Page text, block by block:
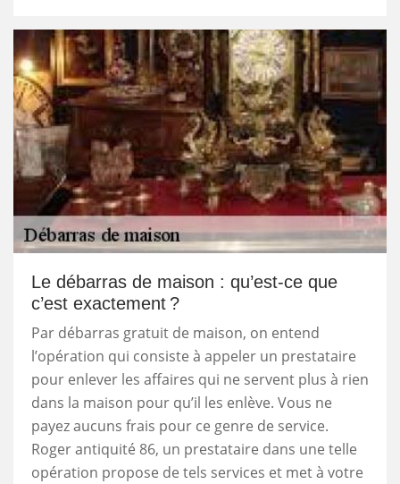
Le débarras de maison : qu’est-ce que
c’est exactement ?
Par débarras gratuit de maison, on entend
l’opération qui consiste à appeler un prestataire
pour enlever les affaires qui ne servent plus à rien
dans la maison pour qu’il les enlève. Vous ne
payez aucuns frais pour ce genre de service.
Roger antiquité 86, un prestataire dans une telle
opération propose de tels services et met à votre